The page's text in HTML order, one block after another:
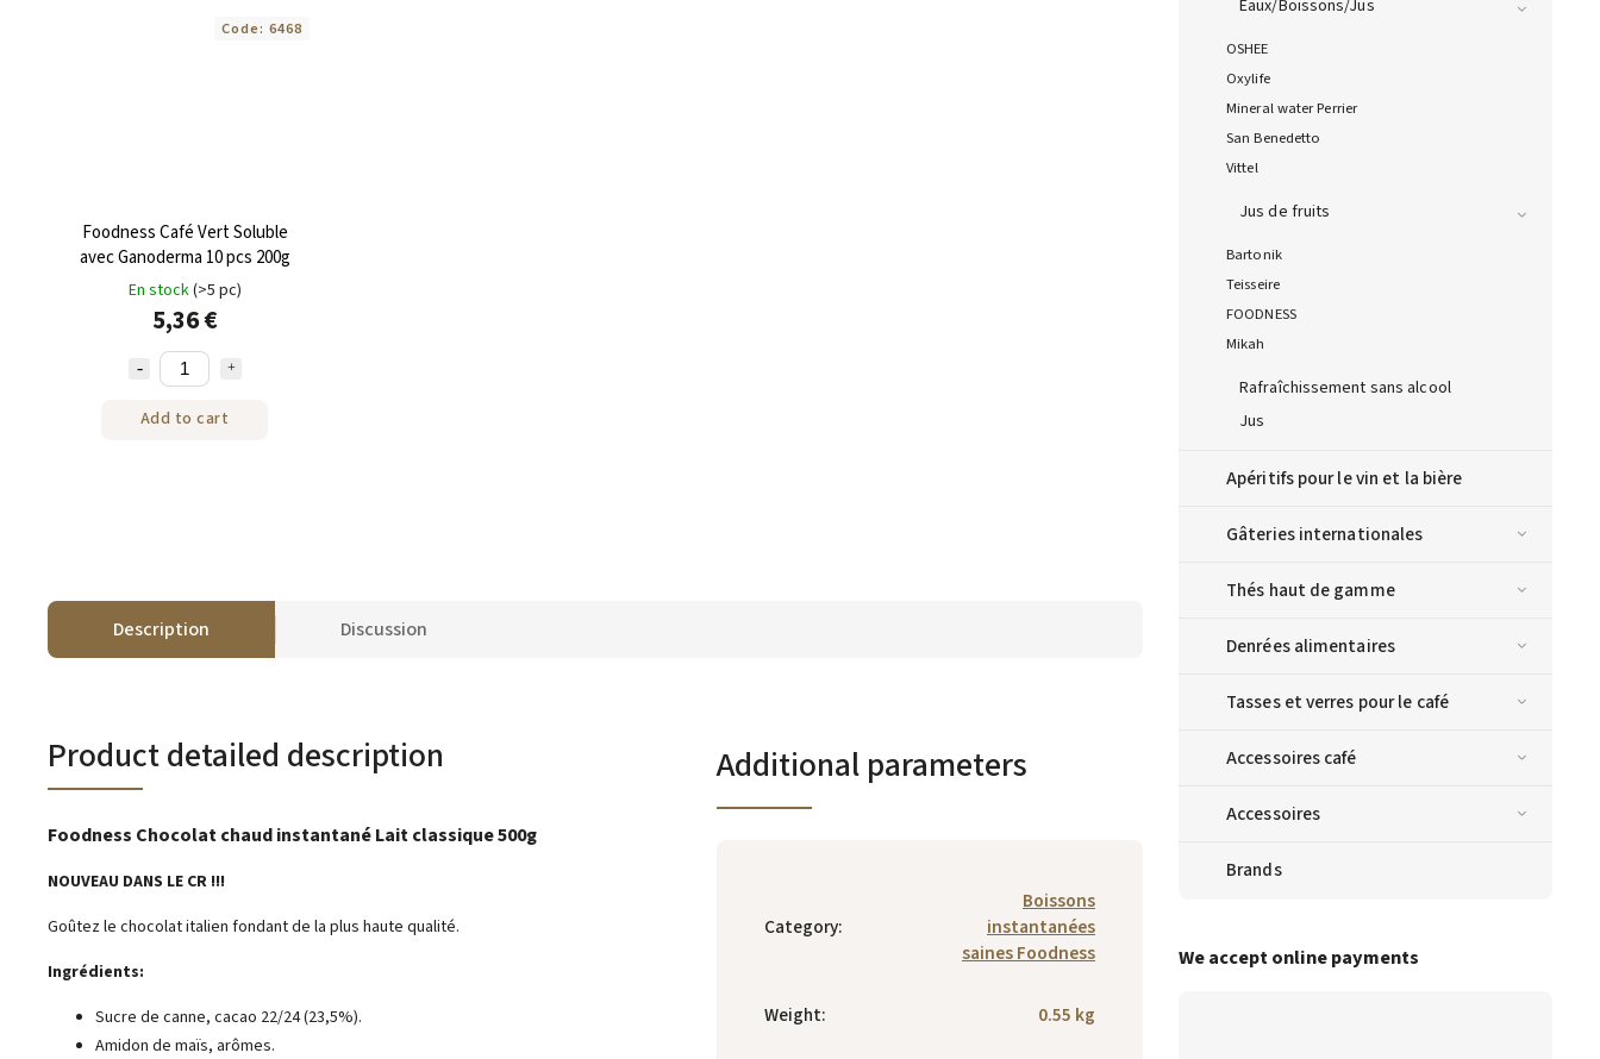
Eaux/Boissons/Jus
OSHEE
Oxylife
Mineral water Perrier
San Benedetto
Vittel
Jus de fruits
Bartonik
Teisseire
FOODNESS
Mikah
Rafraîchissement sans alcool
Jus
Apéritifs pour le vin et la bière
Gâteries internationales
Thés haut de gamme
Denrées alimentaires
Tasses et verres pour le café
Accessoires café
Accessoires
Brands
We accept online payments
Foodness Café Vert Soluble
avec Ganoderma 10 pcs 200g
En stock(>5 pc)
5,36 €
Add to cart
Code: 6468
Description Discussion
Product detailed description
Foodness Chocolat chaud instantané Lait classique 500g
NOUVEAU DANS LE CR !!!
Goûtez le chocolat italien fondant de la plus haute qualité.
Ingrédients:
Sucre de canne, cacao 22/24 (23,5%).
Amidon de maïs, arômes.
Additional parameters
Category:
Boissons
instantanées
saines Foodness
Weight: 0.55 kg